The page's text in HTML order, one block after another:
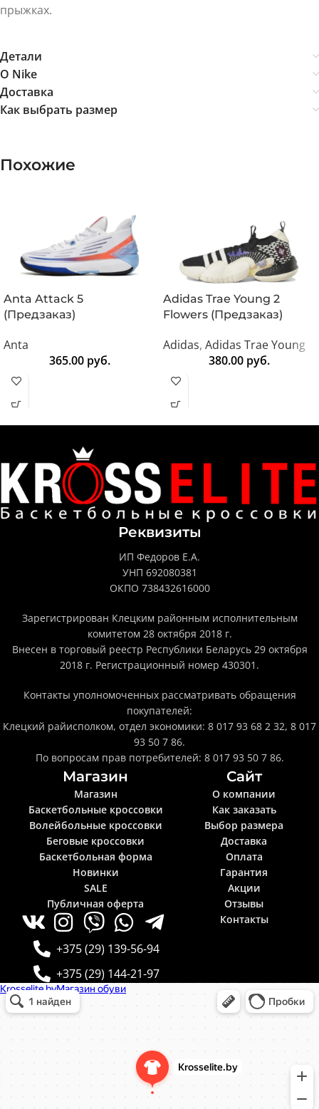
прыжках.
Детали
О Nike
Доставка
Как выбрать размер
Похожие
Anta Attack 5
(Предзаказ)
Anta
365.00 руб.
Adidas Trae Young 2
Flowers (Предзаказ)
Adidas, Adidas Trae Young
380.00 руб.
Реквизиты
ИП Федоров Е.А.
УНП 692080381
ОКПО 738432616000
Зарегистрирован Клецким районным исполнительным
комитетом 28 октября 2018 г.
Внесен в торговый реестр Республики Беларусь 29 октября
2018 г. Регистрационный номер 430301.
Контакты уполномоченных рассматривать обращения
покупателей:
Клецкий райисполком, отдел экономики: 8 017 93 68 2 32, 8 017
93 50 7 86.
По вопросам прав потребителей: 8 017 93 50 7 86.
Магазин
Магазин
Баскетбольные кроссовки
Волейбольные кроссовки
Беговые кроссовки
Баскетбольная форма
Новинки
SALE
Публичная оферта
+375 (29) 139-56-94
+375 (29) 144-21-97
Сайт
О компании
Как заказать
Выбор размера
Доставка
Оплата
Гарантия
Акции
Отзывы
Контакты
Krosselite.by
Информационный интернет-сайт в Минске